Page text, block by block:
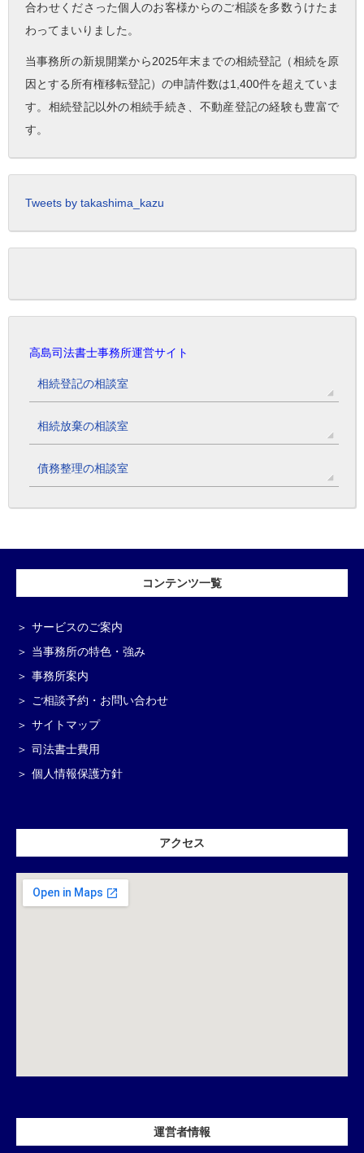
合わせくださった個人のお客様からのご相談を多数うけたま
わってまいりました。
当事務所の新規開業から2025年末までの相続登記（相続を原
因とする所有権移転登記）の申請件数は1,400件を超えていま
す。相続登記以外の相続手続き、不動産登記の経験も豊富で
す。
Tweets by takashima_kazu
高島司法書士事務所運営サイト
相続登記の相談室
相続放棄の相談室
債務整理の相談室
コンテンツ一覧
サービスのご案内
当事務所の特色・強み
事務所案内
ご相談予約・お問い合わせ
サイトマップ
司法書士費用
個人情報保護方針
アクセス
運営者情報